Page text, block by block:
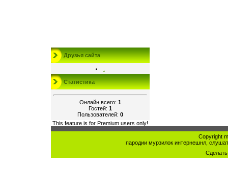
Друзья сайта
Статистика
Онлайн всего: 1
Гостей: 1
Пользователей: 0
This feature is for Premium users only!
Copyright
пародии мурзилок интернешнл,